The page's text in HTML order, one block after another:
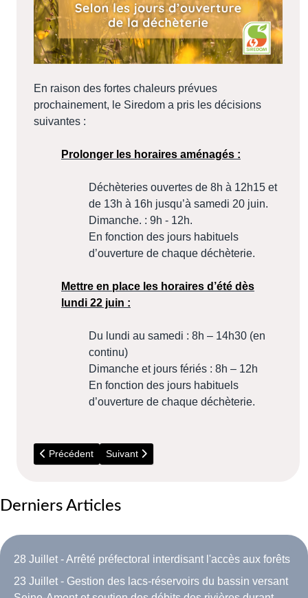
En raison des fortes chaleurs prévues
prochainement, le Siredom a pris les décisions
suivantes :
Prolonger les horaires aménagés :
Déchèteries ouvertes de 8h à 12h15 et
de 13h à 16h jusqu’à samedi 20 juin.
Dimanche. : 9h - 12h.
En fonction des jours habituels
d’ouverture de chaque déchèterie.
Mettre en place les horaires d’été dès
lundi 22 juin :
Du lundi au samedi : 8h – 14h30 (en
continu)
Dimanche et jours fériés : 8h – 12h
En fonction des jours habituels
d’ouverture de chaque déchèterie.
Article précédent : 14 Juillet - Incendies en Seine et Marne
Précédent Article suivant : 18 au 20 Septembre -
Suivant
Derniers Articles
28 Juillet - Arrêté préfectoral interdisant l'accès aux forêts
23 Juillet - Gestion des lacs-réservoirs du bassin versant